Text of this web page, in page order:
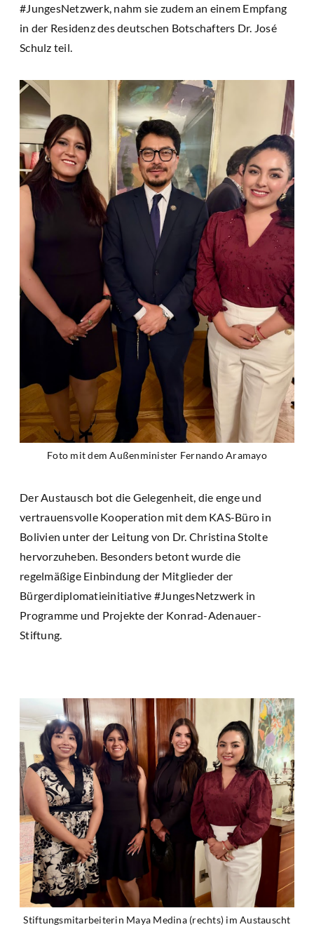
#JungesNetzwerk, nahm sie zudem an einem Empfang
in der Residenz des deutschen Botschafters Dr. José
Schulz teil.
Foto mit dem Außenminister Fernando Aramayo
Der Austausch bot die Gelegenheit, die enge und
vertrauensvolle Kooperation mit dem KAS-Büro in
Bolivien unter der Leitung von Dr. Christina Stolte
hervorzuheben. Besonders betont wurde die
regelmäßige Einbindung der Mitglieder der
Bürgerdiplomatieinitiative #JungesNetzwerk in
Programme und Projekte der Konrad-Adenauer-
Stiftung.
Stiftungsmitarbeiterin Maya Medina (rechts) im Austauscht